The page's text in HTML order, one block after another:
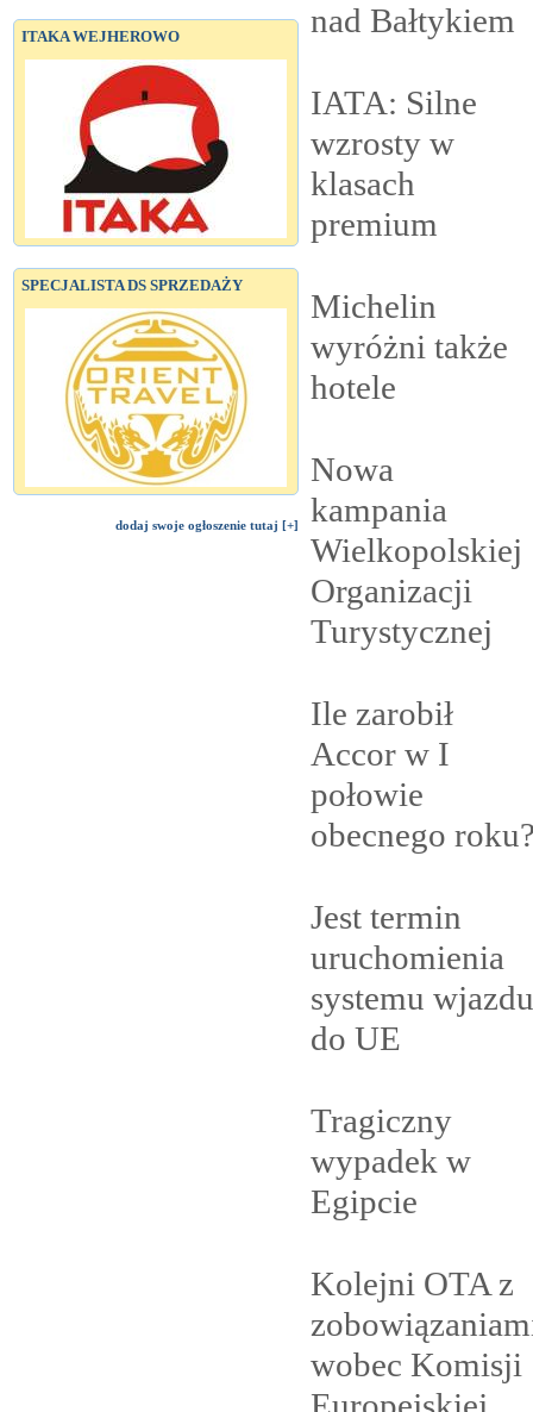
ITAKA WEJHEROWO
SPECJALISTA DS SPRZEDAŻY
dodaj swoje ogłoszenie tutaj [+]
nad Bałtykiem
IATA: Silne
wzrosty w
klasach
premium
Michelin
wyróżni także
hotele
Nowa
kampania
Wielkopolskiej
Organizacji
Turystycznej
Ile zarobił
Accor w I
połowie
obecnego
Jest termin
uruchomienia
systemu wjazdu
do UE
Tragiczny
wypadek w
Egipcie
Kolejni OTA z
wobec Komisji